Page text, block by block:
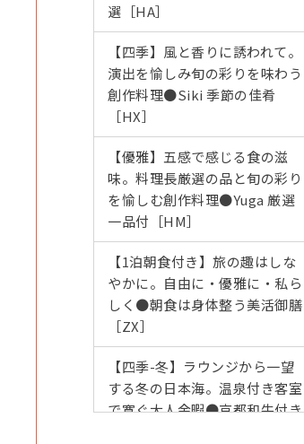
選［HA］
【四季】風と香りに誘われて。
演出を愉しみ旬の彩りを味わう
創作料理●Siki 季節の佳肴
［HX］
【優雅】五感で感じる食の滋
味。料理長厳選の品と旬の彩り
を愉しむ創作料理●Yuga 厳選
一品付［HM］
【1泊朝食付き】旅の趣はしな
やかに。自由に・優雅に・私ら
しく●朝食は身体整う美活御膳
［ZX］
【四季-冬】ラウンジから一望
する冬の日本海。温泉付き客室
で寛ぐ大人余暇●京都和牛付き